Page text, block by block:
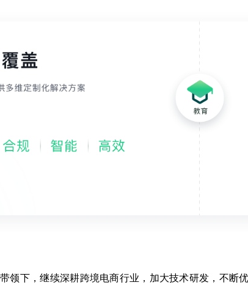
领下，继续深耕跨境电商行业，加大技术研发，不断